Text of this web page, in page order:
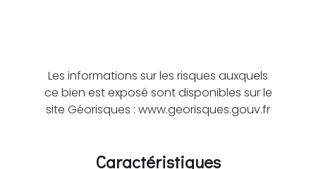
Les informations sur les risques auxquels
ce bien est exposé sont disponibles sur le
site Géorisques : www.georisques.gouv.fr
Caractéristiques